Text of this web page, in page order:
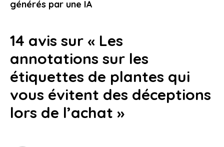
8 novembre 2025
générés par une IA
14 avis sur « Les
annotations sur les
étiquettes de plantes qui
vous évitent des déceptions
lors de l’achat »